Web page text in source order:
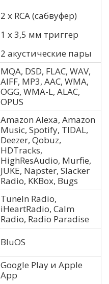
2 x RCA (сабвуфер)
1 x 3,5 мм триггер
2 акустические пары
MQA, DSD, FLAC, WAV,
AIFF, MP3, AAC, WMA,
OGG, WMA-L, ALAC,
OPUS
Amazon Alexa, Amazon
Music, Spotify, TIDAL,
Deezer, Qobuz,
HDTracks,
HighResAudio, Murfie,
JUKE, Napster, Slacker
Radio, KKBox, Bugs
TuneIn Radio,
iHeartRadio, Calm
Radio, Radio Paradise
BluOS
Google Play и Apple
App